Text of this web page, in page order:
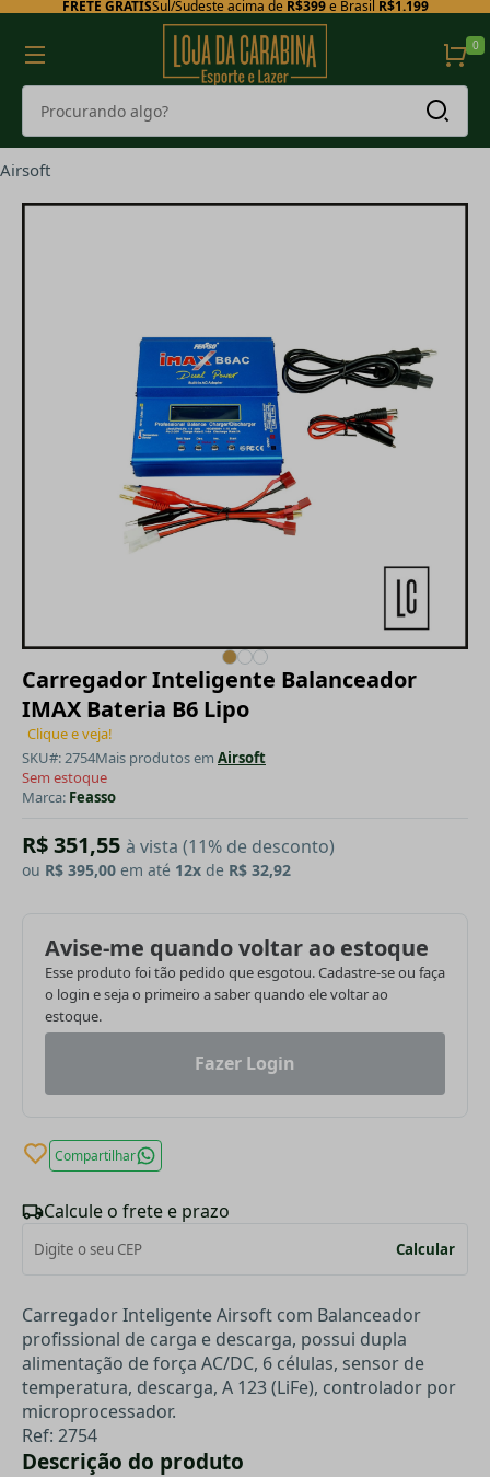
FRETE GRÁTISSul/Sudeste acima de R$399e Brasil R$1.199
0
Airsoft
Carregador Inteligente Balanceador
IMAX Bateria B6 Lipo
Clique e veja!
SKU#: 2754Mais produtos em Airsoft
Sem estoque
Marca: Feasso
R$ 351,55 à vista (11% de desconto)
ou R$ 395,00 em até 12x de R$ 32,92
Avise-me quando voltar ao estoque
Esse produto foi tão pedido que esgotou. Cadastre-se ou faça
o login e seja o primeiro a saber quando ele voltar ao
estoque.
Fazer Login
Compartilhar
Calcule o frete e prazo
Calcular
Carregador Inteligente Airsoft com Balanceador
profissional de carga e descarga, possui dupla
alimentação de força AC/DC, 6 células, sensor de
temperatura, descarga, A 123 (LiFe), controlador por
microprocessador.
Ref: 2754
Descrição do produto